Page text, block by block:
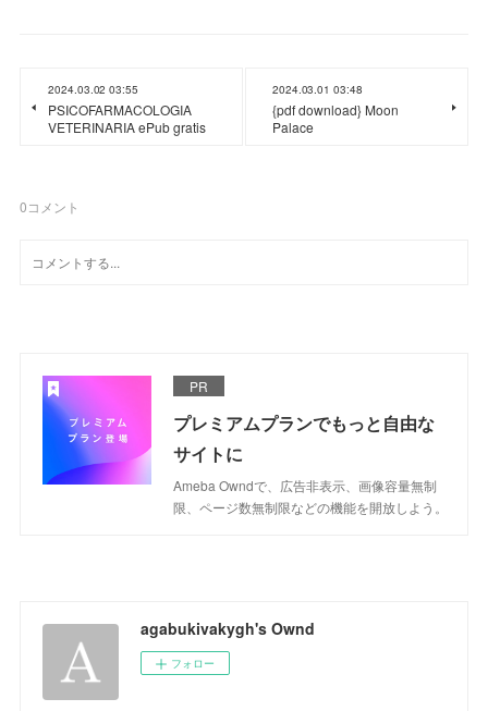
2024.03.02 03:55
PSICOFARMACOLOGIA
VETERINARIA ePub gratis
2024.03.01 03:48
{pdf download} Moon
Palace
0コメント
PR
プレミアムプランでもっと自由な
サイトに
Ameba Owndで、広告非表示、画像容量無制
限、ページ数無制限などの機能を開放しよう。
agabukivakygh's Ownd
フォロー